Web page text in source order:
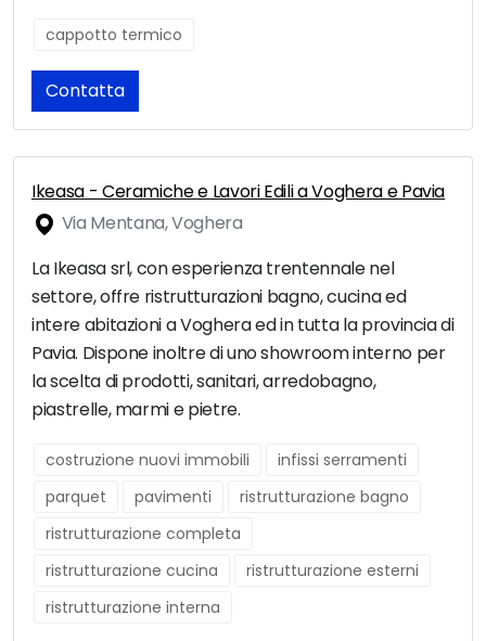
cappotto termico
Contatta
Ikeasa - Ceramiche e Lavori Edili a Voghera e Pavia
Via Mentana, Voghera
La Ikeasa srl, con esperienza trentennale nel
settore, offre ristrutturazioni bagno, cucina ed
intere abitazioni a Voghera ed in tutta la provincia di
Pavia. Dispone inoltre di uno showroom interno per
la scelta di prodotti, sanitari, arredobagno,
piastrelle, marmi e pietre.
costruzione nuovi immobili
infissi serramenti
parquet
pavimenti
ristrutturazione bagno
ristrutturazione completa
ristrutturazione cucina
ristrutturazione esterni
ristrutturazione interna